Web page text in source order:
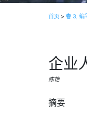
首页 > 卷 3, 编
企业
陈艳
摘要